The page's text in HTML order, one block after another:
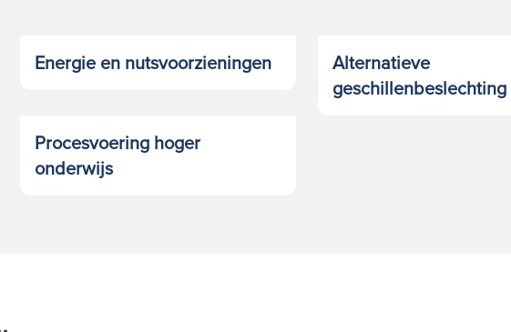
Energie en nutsvoorzieningen
Alternatieve
geschillenbeslechting
Procesvoering hoger
onderwijs